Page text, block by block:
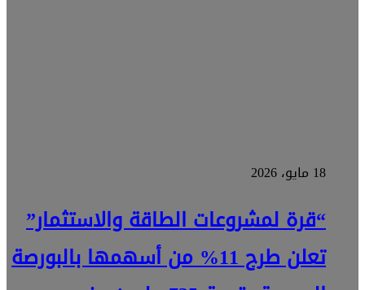
18 مايو، 2026
“قرة لمشروعات الطاقة والاستثمار”
تعلن طرح 11% من أسهمها بالبورصة